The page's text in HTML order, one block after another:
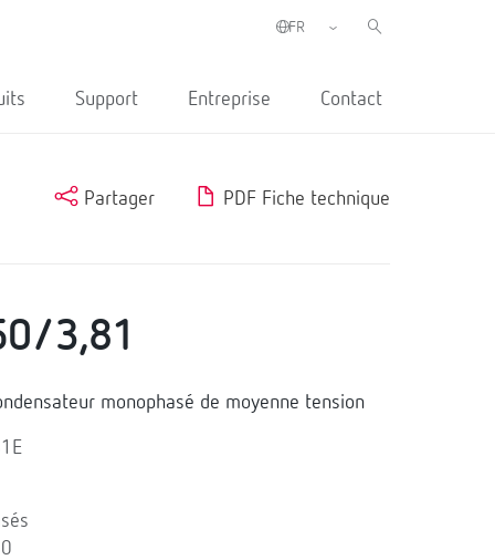
Support Entreprise Contact
Partager PDF Fiche technique
3,81
monophasé de moyenne tension